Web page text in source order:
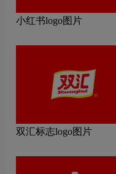
小红书logo图片
双汇标志logo图片